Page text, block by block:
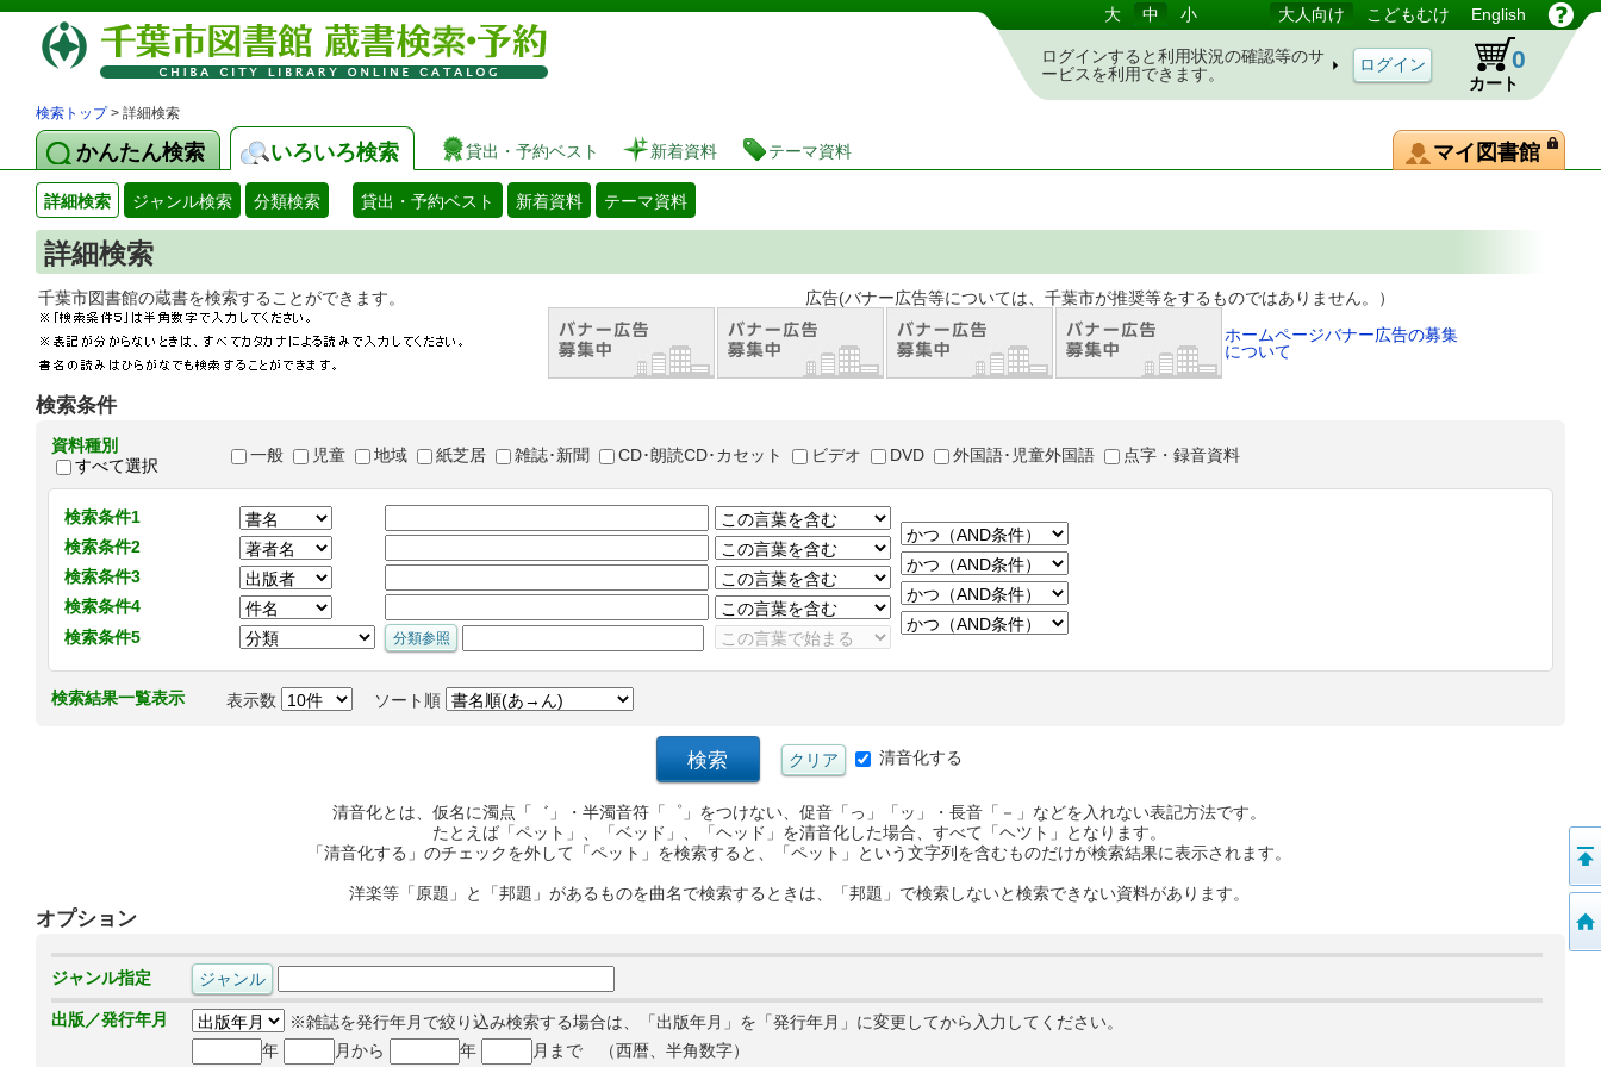
図書館 蔵書検索・予約システム 大 中 小 大人向け こどもむけ English
ログインすると利用状況の確認等のサ
ービスを利用できます。
カート
0
検索トップ> 詳細検索
かんたん検索 いろいろ検索 貸出・予約ベスト 新着資料 テーマ資料 マイ図書館
詳細検索 ジャンル検索 分類検索 貸出・予約ベスト 新着資料 テーマ資料
詳細検索
千葉市図書館の蔵書を検索することができます。 広告(バナー広告等については、千葉市が推奨等をするものではありません。）
ホームページバナー広告の募集
について
検索条件
資料種別
すべて選択
一般 児童 地域 紙芝居 雑誌･新聞 CD･朗読CD･カセット ビデオ DVD 外国語･児童外国語 点字・録音資料
検索条件1
検索条件2
検索条件3
検索条件4
検索条件5
検索結果一覧表示 表示数 ソート順
清音化する
清音化とは、仮名に濁点「゛」・半濁音符「゜」をつけない、促音「っ」「ッ」・長音「－」などを入れない表記方法です。
たとえば「ペット」、「ベッド」、「ヘッド」を清音化した場合、すべて「ヘツト」となります。
「清音化する」のチェックを外して「ペット」を検索すると、「ペット」という文字列を含むものだけが検索結果に表示されます。
洋楽等「原題」と「邦題」があるものを曲名で検索するときは、「邦題」で検索しないと検索できない資料があります。
オプション
ジャンル指定
出版／発行年月
※雑誌を発行年月で絞り込み検索する場合は、「出版年月」を「発行年月」に変更してから入力してください。
年
月から 年 月まで （西暦、半角数字）